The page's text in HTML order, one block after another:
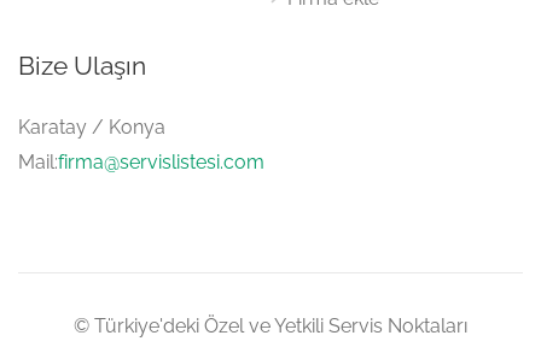
Bize Ulaşın
Karatay / Konya
Mail:firma@servislistesi.com
© Türkiye'deki Özel ve Yetkili Servis Noktaları